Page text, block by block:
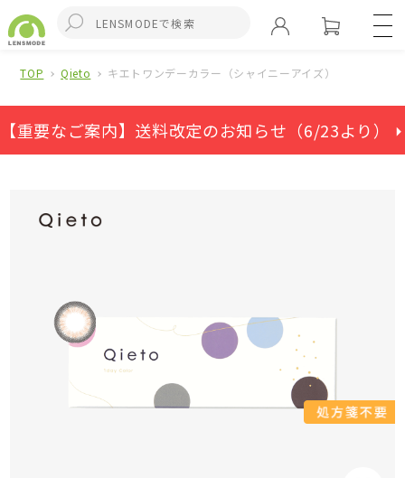
TOP Qieto キエトワンデーカラー（シャイニーアイズ）
【重要なご案内】送料改定のお知らせ（6/23より） ⏵